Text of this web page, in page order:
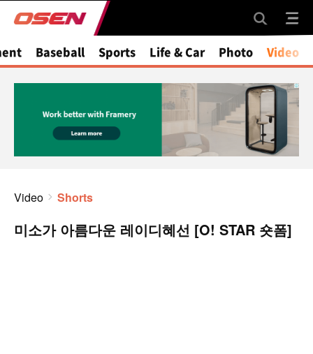
Baseball Sports Life & Car Photo Video
Video Shorts
미소가 아름다운 레이디혜선 [O! STAR 숏폼]